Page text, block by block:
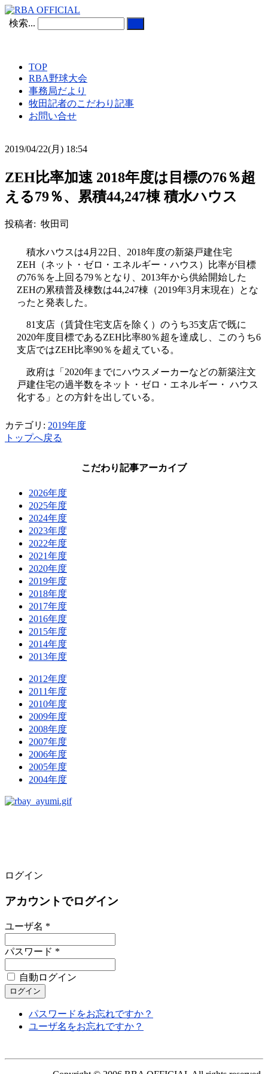
検索...
TOP
RBA野球大会
事務局だより
牧田記者のこだわり記事
お問い合せ
2019/04/22(月) 18:54
ZEH比率加速 2018年度は目標の76％超
える79％、累積44,247棟 積水ハウス
投稿者: 牧田司
積水ハウスは4月22日、2018年度の新築戸建住宅
ZEH（ネット・ゼロ・エネルギー・ハウス）比率が目標
の76％を上回る79％となり、2013年から供給開始した
ZEHの累積普及棟数は44,247棟（2019年3月末現在）とな
ったと発表した。
81支店（賃貸住宅支店を除く）のうち35支店で既に
2020年度目標であるZEH比率80％超を達成し、このうち6
支店ではZEH比率90％を超えている。
政府は「2020年までにハウスメーカーなどの新築注文
戸建住宅の過半数をネット・ゼロ・エネルギー・ ハウス
化する」との方針を出している。
カテゴリ: 2019年度
トップへ戻る
こだわり記事アーカイブ
2026年度
2025年度
2024年度
2023年度
2022年度
2021年度
2020年度
2019年度
2018年度
2017年度
2016年度
2015年度
2014年度
2013年度
2012年度
2011年度
2010年度
2009年度
2008年度
2007年度
2006年度
2005年度
2004年度
ログイン
アカウントでログイン
ユーザ名 *
パスワード *
自動ログイン
パスワードをお忘れですか？
ユーザ名をお忘れですか？